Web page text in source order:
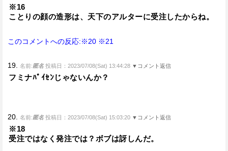
※16
ことりの顔の造形は、天下のアルターに受注したからね。
このコメントへの反応:※20 ※21
19. 名前:匿名 投稿日：2023/07/08(Sat) 13:44:28 ▼コメント返信
フミナﾊﾟｲｾﾝじゃないんか？
20. 名前:匿名 投稿日：2023/07/08(Sat) 15:03:20 ▼コメント返信
※18
受注ではなく発注では？ボブは訝しんだ。